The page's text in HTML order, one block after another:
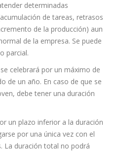
determinadas
de tareas, retrasos
de la producción) aun
de la empresa. Se puede
parcial.
celebrará por un máximo de
de un año. En caso de que se
debe tener una duración
un plazo inferior a la duración
por una única vez con el
La duración total no podrá